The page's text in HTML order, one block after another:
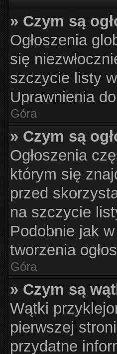
» Czym są
Ogłoszenia
się
szczycie listy
Uprawnienia
Góra
» Czym są
Ogłoszenia
którym się
przed
na szczycie
Podobnie jak
tworzenia
Góra
» Czym są
Wątki
pierwszej
przydatne